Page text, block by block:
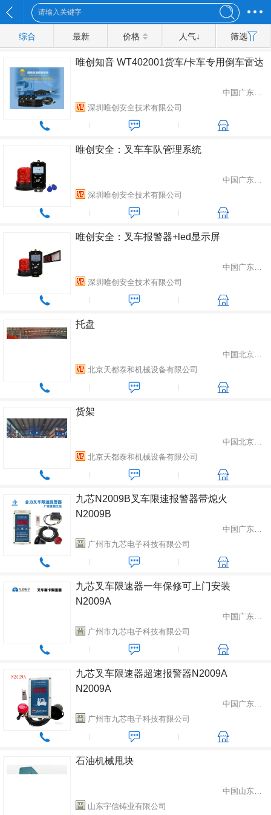
综合 最新 价格 人气↓ 筛选
唯创知音 WT402001货车/卡车专用倒车雷达
中国广东省深圳市
深圳唯创安全技术有限公司
唯创安全：叉车车队管理系统
中国广东省深圳市
深圳唯创安全技术有限公司
唯创安全：叉车报警器+led显示屏
中国广东省深圳市
深圳唯创安全技术有限公司
托盘
中国北京市朝阳区
北京天都泰和机械设备有限公司
货架
中国北京市朝阳区
北京天都泰和机械设备有限公司
九芯N2009B叉车限速报警器带熄火
N2009B
中国广东省广州市
广州市九芯电子科技有限公司
九芯叉车限速器一年保修可上门安装
N2009A
中国广东省广州市
广州市九芯电子科技有限公司
九芯叉车限速器超速报警器N2009A
N2009A
中国广东省广州市
广州市九芯电子科技有限公司
石油机械甩块
中国山东省青州市
山东宇信铸业有限公司